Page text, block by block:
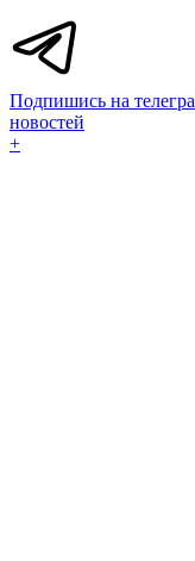
Подпишись на
новостей
+